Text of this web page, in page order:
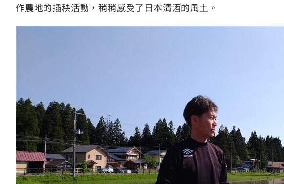
作農地的插秧活動，稍稍感受了日本清酒的風土。